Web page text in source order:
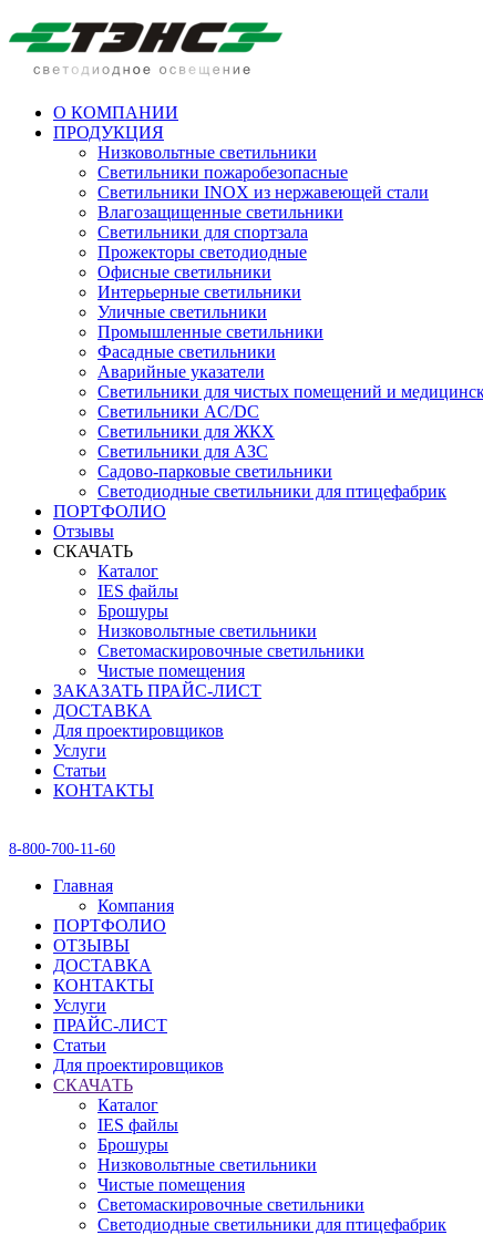
О КОМПАНИИ
ПРОДУКЦИЯ
Низковольтные светильники
Cветильники пожаробезопасные
Светильники INOX из нержавеющей стали
Влагозащищенные светильники
Светильники для спортзала
Прожекторы светодиодные
Офисные светильники
Интерьерные светильники
Уличные светильники
Промышленные светильники
Фасадные светильники
Аварийные указатели
Светильники для чистых помещений и
Светильники AC/DC
Светильники для ЖКХ
Светильники для АЗС
Садово-парковые светильники
Светодиодные светильники для птицефабрик
ПОРТФОЛИО
Отзывы
СКАЧАТЬ
Каталог
IES файлы
Брошуры
Низковольтные светильники
Светомаскировочные светильники
Чистые помещения
ЗАКАЗАТЬ ПРАЙС-ЛИСТ
ДОСТАВКА
Для проектировщиков
Услуги
Статьи
КОНТАКТЫ
8-800-700-11-60
Главная
Компания
ПОРТФОЛИО
ОТЗЫВЫ
ДОСТАВКА
КОНТАКТЫ
Услуги
ПРАЙС-ЛИСТ
Статьи
Для проектировщиков
СКАЧАТЬ
Каталог
IES файлы
Брошуры
Низковольтные светильники
Чистые помещения
Светомаскировочные светильники
Светодиодные светильники для птицефабрик